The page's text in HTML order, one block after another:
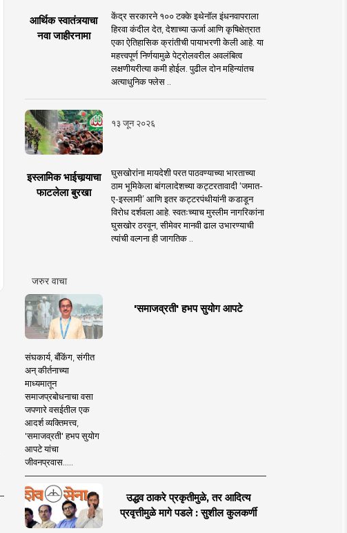
आर्थिक स्वातंत्र्याचा
नवा जाहीरनामा
केंद्र सरकारने १०० टक्के इथेनॉल इंधनवापराला
हिरवा कंदील देत, देशाच्या ऊर्जा आणि कृषिक्षेत्रात
एका ऐतिहासिक क्रांतीची पायाभरणी केली आहे. या
महत्त्वपूर्ण निर्णयामुळे पेट्रोलवरील अवलंबित्व
लक्षणीयरीत्या कमी होईल. पुढील दोन महिन्यांतच
अत्याधुनिक फ्लेस ..
१३ जून २०२६
इस्लामिक भाईचार्‍याचा
फाटलेला बुरखा
घुसखोरांना मायदेशी परत पाठवण्याच्या भारताच्या
ठाम भूमिकेला बांगलादेशच्या कट्टरतावादी ‘जमात-
ए-इस्लामी’ आणि इतर कट्टरपंथीयांनी कडाडून
विरोध दर्शवला आहे. स्वतःच्याच मुस्लीम नागरिकांना
घुसखोर ठरवून, सीमेवर मानवी ढाल उभारण्याची
त्यांची वल्गना ही जागतिक ..
जरुर वाचा
'समाजव्रती' हभप सुयोग आपटे
संघकार्य, बँकिंग, संगीत
अन् कीर्तनाच्या
माध्यमातून
समाजप्रबोधनाचा वसा
जपणारे वसईतील एक
आदर्श व्यक्तिमत्त्व,
'समाजव्रती' हभप सुयोग
आपटे यांचा
जीवनप्रवास.....
उद्धव ठाकरे प्रकृतीमुळे, तर आदित्य
प्रवृत्तीमुळे मागे पडले : सुशील कुलकर्णी